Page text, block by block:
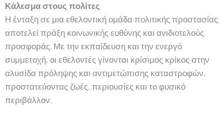
Κάλεσμα στους πολίτες
Η ένταξη σε μια εθελοντική ομάδα πολιτικής προστασίας
αποτελεί πράξη κοινωνικής ευθύνης και ανιδιοτελούς
προσφοράς. Με την εκπαίδευση και την ενεργό
συμμετοχή, οι εθελοντές γίνονται κρίσιμος κρίκος στην
αλυσίδα πρόληψης και αντιμετώπισης καταστροφών,
προστατεύοντας ζωές, περιουσίες και το φυσικό
περιβάλλον.